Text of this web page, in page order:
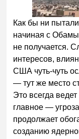
Как бы ни
начиная с
не получается.
интересов,
США чуть-чуть
— тут же место
Это всегда
главное —
продолжает
созданию